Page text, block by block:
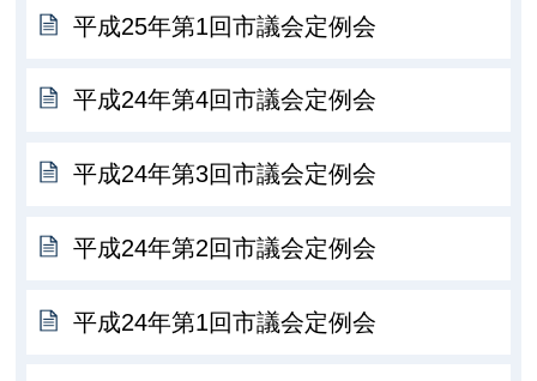
平成25年第1回市議会定例会
平成24年第4回市議会定例会
平成24年第3回市議会定例会
平成24年第2回市議会定例会
平成24年第1回市議会定例会